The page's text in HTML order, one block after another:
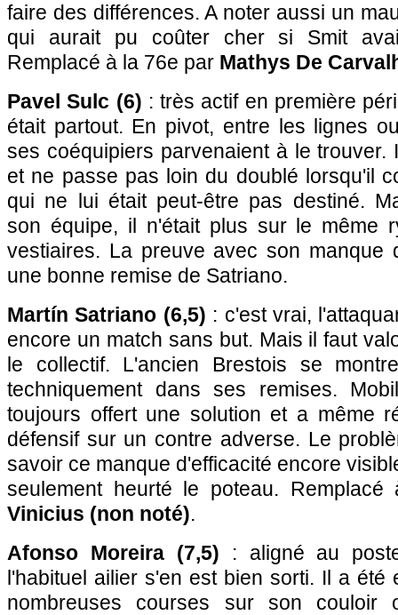
faire des différences. A noter aussi un
qui aurait pu coûter cher si Smit
Remplacé à la 76e par Mathys De
Pavel Sulc (6) : très actif en première
était partout. En pivot, entre les lignes
ses coéquipiers parvenaient à le trouver.
et ne passe pas loin du doublé lorsqu'il
qui ne lui était peut-être pas destiné.
son équipe, il n'était plus sur le même
vestiaires. La preuve avec son manque
une bonne remise de Satriano.
Martín Satriano (6,5) : c'est vrai,
encore un match sans but. Mais il faut
le collectif. L'ancien Brestois se
techniquement dans ses remises.
toujours offert une solution et a même
défensif sur un contre adverse. Le
savoir ce manque d'efficacité encore
seulement heurté le poteau.
Vinicius (non noté).
Afonso Moreira (7,5) : aligné au
l'habituel ailier s'en est bien sorti. Il a été
nombreuses courses sur son couloir